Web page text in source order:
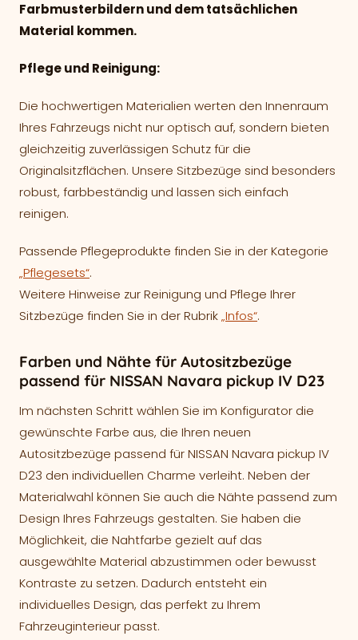
Farbmusterbildern und dem tatsächlichen
Material kommen.
Pflege und Reinigung:
Die hochwertigen Materialien werten den Innenraum
Ihres Fahrzeugs nicht nur optisch auf, sondern bieten
gleichzeitig zuverlässigen Schutz für die
Originalsitzflächen. Unsere Sitzbezüge sind besonders
robust, farbbeständig und lassen sich einfach
reinigen.
Passende Pflegeprodukte finden Sie in der Kategorie
„Pflegesets“.
Weitere Hinweise zur Reinigung und Pflege Ihrer
Sitzbezüge finden Sie in der Rubrik„Infos“.
Farben und Nähte für Autositzbezüge
passend für NISSAN Navara pickup IV D23
Im nächsten Schritt wählen Sie im Konfigurator die
gewünschte Farbe aus, die Ihren neuen
Autositzbezüge passend für NISSAN Navara pickup IV
D23 den individuellen Charme verleiht. Neben der
Materialwahl können Sie auch die Nähte passend zum
Design Ihres Fahrzeugs gestalten. Sie haben die
Möglichkeit, die Nahtfarbe gezielt auf das
ausgewählte Material abzustimmen oder bewusst
Kontraste zu setzen. Dadurch entsteht ein
individuelles Design, das perfekt zu Ihrem
Fahrzeuginterieur passt.